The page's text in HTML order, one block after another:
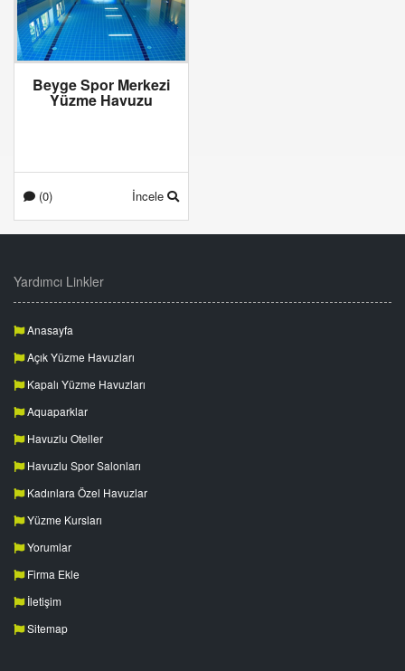
Beyge Spor Merkezi
Yüzme Havuzu
(0) İncele
Yardımcı Linkler
Anasayfa
Açık Yüzme Havuzları
Kapalı Yüzme Havuzları
Aquaparklar
Havuzlu Oteller
Havuzlu Spor Salonları
Kadınlara Özel Havuzlar
Yüzme Kursları
Yorumlar
Firma Ekle
İletişim
Sitemap